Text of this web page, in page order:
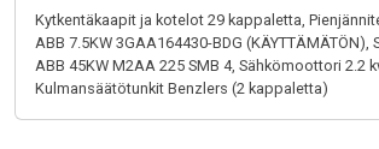
Kytkentäkaapit ja kotelot 29 kappaletta,
ABB 7.5KW 3GAA164430-BDG
ABB 45KW M2AA 225 SMB 4, Sähkömoottori 2.2
Kulmansäätötunkit Benzlers (2 kappaletta)